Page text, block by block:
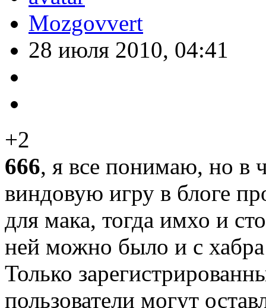
Mozgovvert
28 июля 2010, 04:41
+2
666, я все понимаю, но в
виндовую игру в блоге
для мака, тогда имхо и
ней можно было и с хабра
Только
пользователи могут